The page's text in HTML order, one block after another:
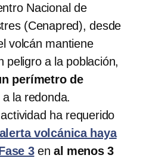
Nacional de
(Cenapred), desde
volcán mantiene
peligro a la población,
perímetro de
a la redonda.
ha requerido
volcánica haya
3 en al menos 3